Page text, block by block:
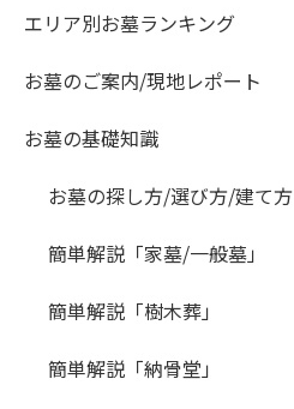
エリア別お墓ランキング
お墓のご案内/現地レポート
お墓の基礎知識
お墓の探し方/選び方/建て方
簡単解説「家墓/一般墓」
簡単解説「樹木葬」
簡単解説「納骨堂」